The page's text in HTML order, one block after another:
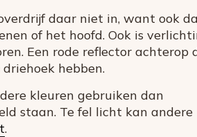
daar niet in, want ook
of het hoofd. Ook is
Een rode reflector achterop
hebben.
kleuren gebruiken dan
staan. Te fel licht kan andere
.